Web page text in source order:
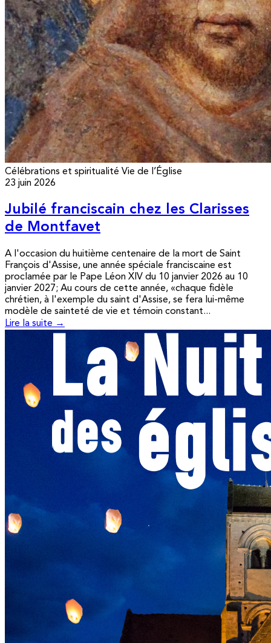
Célébrations et spiritualité Vie de l’Église
23 juin 2026
Jubilé franciscain chez les Clarisses
de Montfavet
A l'occasion du huitième centenaire de la mort de Saint
François d'Assise, une année spéciale franciscaine est
proclamée par le Pape Léon XIV du 10 janvier 2026 au 10
janvier 2027; Au cours de cette année, «chaque fidèle
chrétien, à l'exemple du saint d'Assise, se fera lui-même
modèle de sainteté de vie et témoin constant...
Lire la suite →